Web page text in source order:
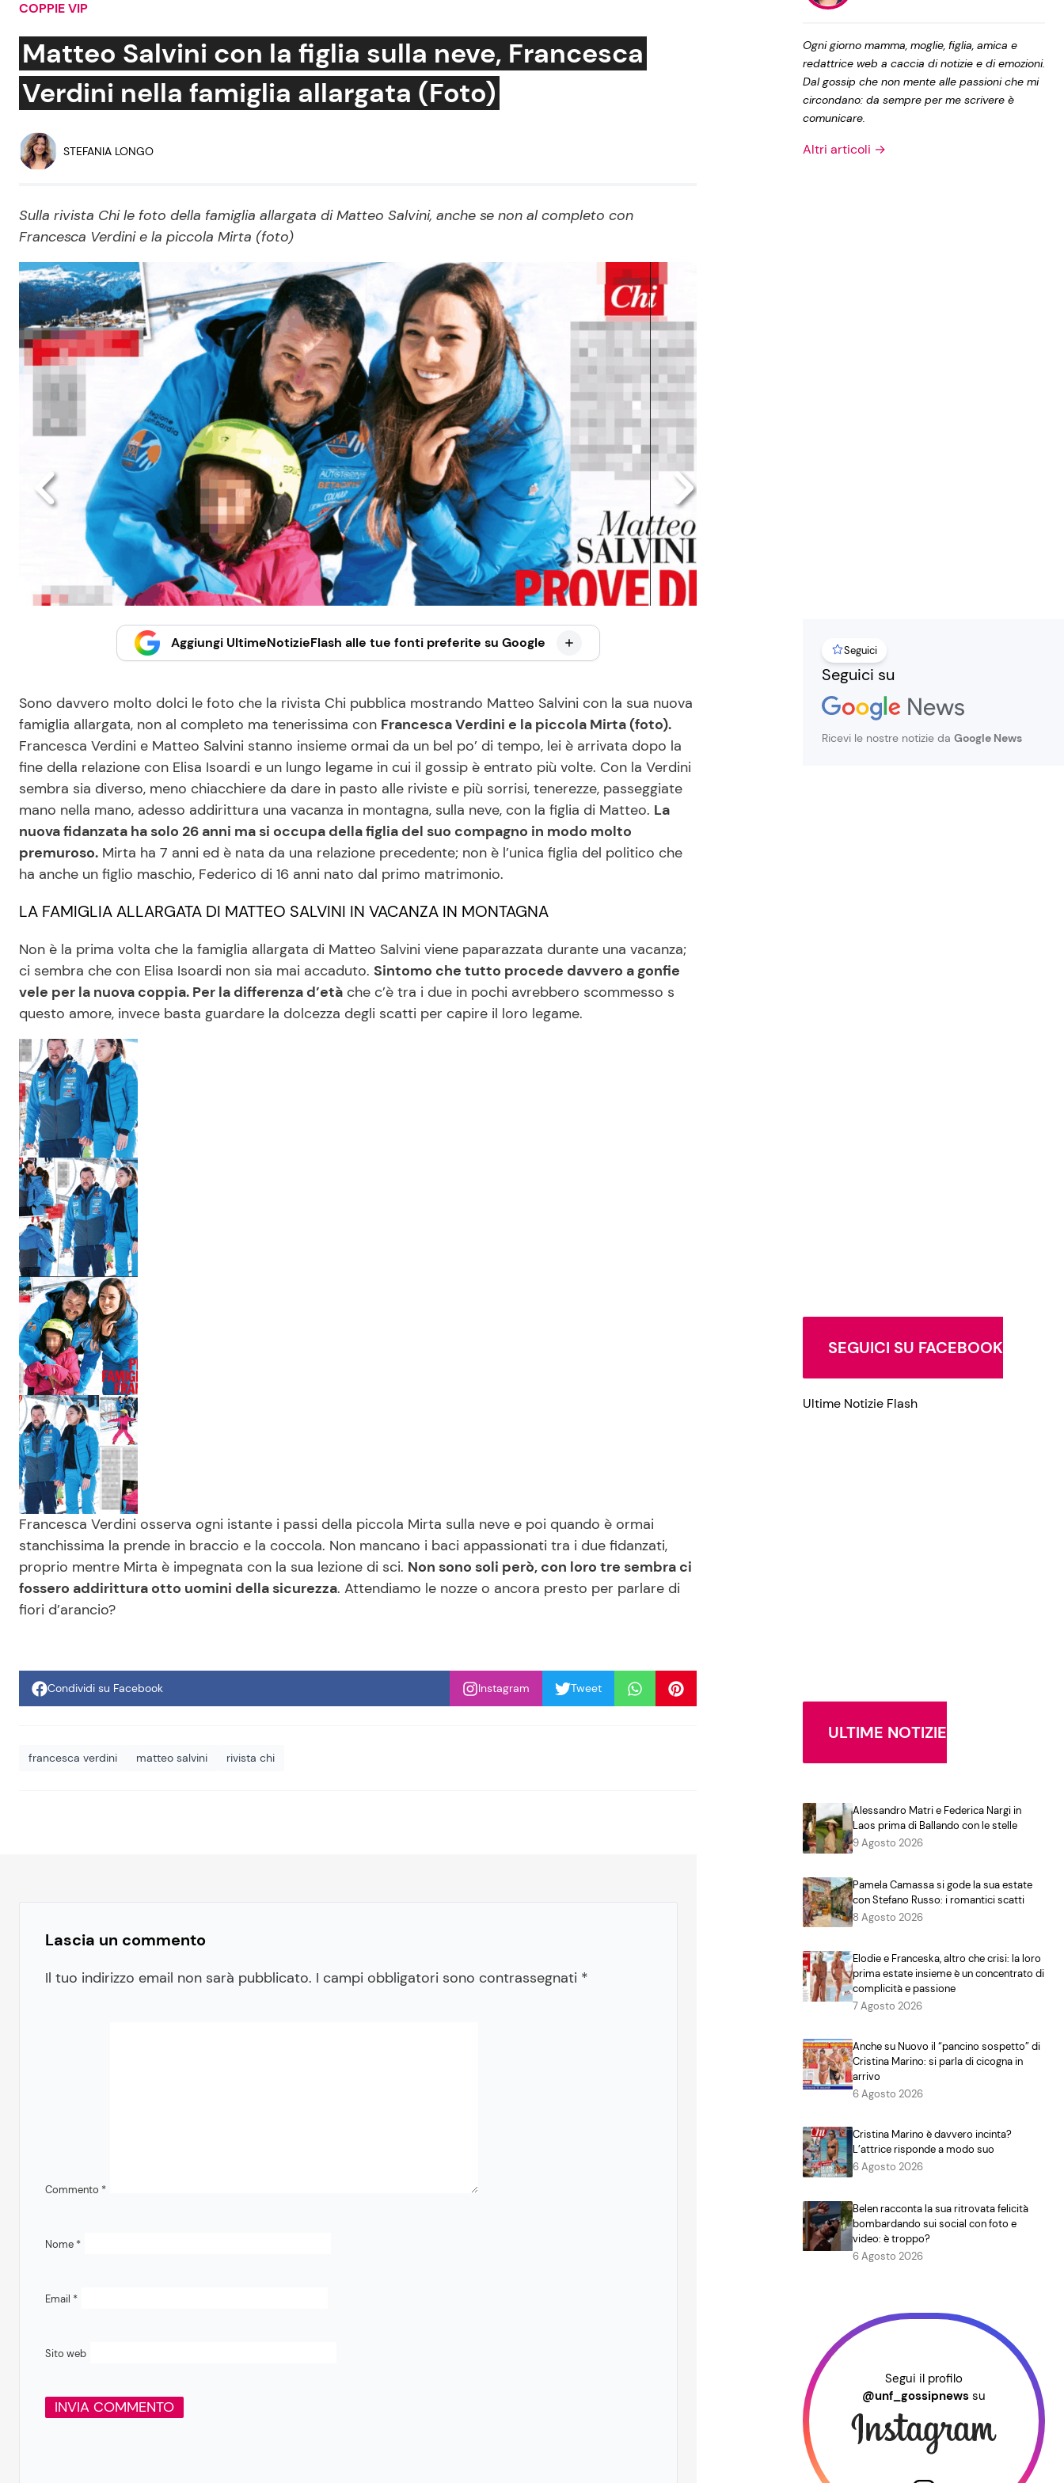
Social News
News dal mondo
Benessere
Mondo Mamma
News benessere
Salute
Viaggi e Turismo
Festività
Cucina e Ricette
Le Ricette in TV
Ricette Facili e Veloci
Ricette Feste
Ricette per Bambini
Privacy Policy
COPPIE VIP
Matteo Salvini con la figlia sulla neve, Francesca
Verdini nella famiglia allargata (Foto)
STEFANIA LONGO
Sulla rivista Chi le foto della famiglia allargata di Matteo Salvini, anche se non al completo con
Francesca Verdini e la piccola Mirta (foto)
Aggiungi UltimeNotizieFlash alle tue fonti preferite su Google
Sono davvero molto dolci le foto che la rivista Chi pubblica mostrando Matteo Salvini con la sua nuova
famiglia allargata, non al completo ma tenerissima con Francesca Verdini e la piccola Mirta (foto).
Francesca Verdini e Matteo Salvini stanno insieme ormai da un bel po’ di tempo, lei è arrivata dopo la
fine della relazione con Elisa Isoardi e un lungo legame in cui il gossip è entrato più volte. Con la Verdini
sembra sia diverso, meno chiacchiere da dare in pasto alle riviste e più sorrisi, tenerezze, passeggiate
mano nella mano, adesso addirittura una vacanza in montagna, sulla neve, con la figlia di Matteo. La
nuova fidanzata ha solo 26 anni ma si occupa della figlia del suo compagno in modo molto
premuroso. Mirta ha 7 anni ed è nata da una relazione precedente; non è l’unica figlia del politico che
ha anche un figlio maschio, Federico di 16 anni nato dal primo matrimonio.
LA FAMIGLIA ALLARGATA DI MATTEO SALVINI IN VACANZA IN MONTAGNA
Non è la prima volta che la famiglia allargata di Matteo Salvini viene paparazzata durante una vacanza;
ci sembra che con Elisa Isoardi non sia mai accaduto. Sintomo che tutto procede davvero a gonfie
vele per la nuova coppia. Per la differenza d’età che c’è tra i due in pochi avrebbero scommesso s
questo amore, invece basta guardare la dolcezza degli scatti per capire il loro legame.
Francesca Verdini osserva ogni istante i passi della piccola Mirta sulla neve e poi quando è ormai
stanchissima la prende in braccio e la coccola. Non mancano i baci appassionati tra i due fidanzati,
proprio mentre Mirta è impegnata con la sua lezione di sci. Non sono soli però, con loro tre sembra ci
fossero addirittura otto uomini della sicurezza. Attendiamo le nozze o ancora presto per parlare di
fiori d’arancio?
Condividi su Facebook Instagram Tweet
francesca verdini matteo salvini rivista chi
Lascia un commento
Il tuo indirizzo email non sarà pubblicato. I campi obbligatori sono contrassegnati *
Commento *
Nome *
Email *
Sito web
Ogni giorno mamma, moglie, figlia, amica e
redattrice web a caccia di notizie e di emozioni.
Dal gossip che non mente alle passioni che mi
circondano: da sempre per me scrivere è
comunicare.
Altri articoli →
Seguici
Seguici su
Ricevi le nostre notizie da Google News
SEGUICI SU FACEBOOK
Ultime Notizie Flash
ULTIME NOTIZIE
Alessandro Matri e Federica Nargi in
Laos prima di Ballando con le stelle
9 Agosto 2026
Pamela Camassa si gode la sua estate
con Stefano Russo: i romantici scatti
8 Agosto 2026
Elodie e Franceska, altro che crisi: la loro
prima estate insieme è un concentrato di
complicità e passione
7 Agosto 2026
Anche su Nuovo il “pancino sospetto” di
Cristina Marino: si parla di cicogna in
arrivo
6 Agosto 2026
Cristina Marino è davvero incinta?
L’attrice risponde a modo suo
6 Agosto 2026
Belen racconta la sua ritrovata felicità
bombardando sui social con foto e
video: è troppo?
6 Agosto 2026
Segui il profilo
@unf_gossipnews su